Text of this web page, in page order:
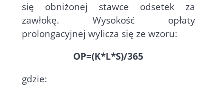
się obniżonej stawce odsetek za
zawłokę. Wysokość opłaty
prolongacyjnej wylicza się ze wzoru:
OP=(K*L*S)/365
gdzie: